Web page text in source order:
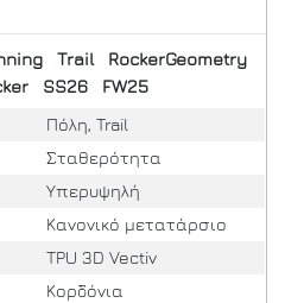
Trail
RockerGeometry
SS26
FW25
Πόλη, Trail
Σταθερότητα
Υπερυψηλή
Κανονικό μετατάρσιο
TPU 3D Vectiv
Κορδόνια